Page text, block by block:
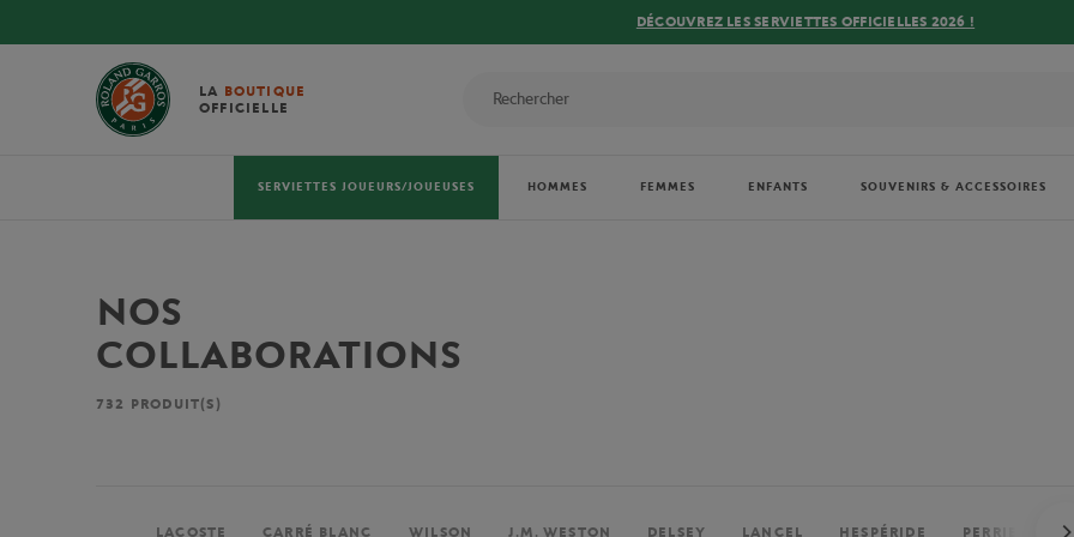
DÉCOUVREZ LES SERVIETTES OFFICIELLES 2026 !
LA BOUTIQUE
OFFICIELLE
SERVIETTES JOUEURS/JOUEUSES HOMMES FEMMES ENFANTS SOUVENIRS & ACCESSOIRES
NOS
COLLABORATIONS
732 PRODUIT(S)
LACOSTE CARRÉ BLANC WILSON J.M. WESTON DELSEY LANCEL HESPÉRIDE PERRIER